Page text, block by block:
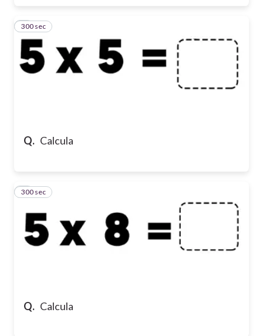
Q. Calcula
2
300 sec
Q. Calcula
3
300 sec